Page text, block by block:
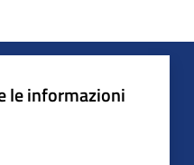
le informazioni